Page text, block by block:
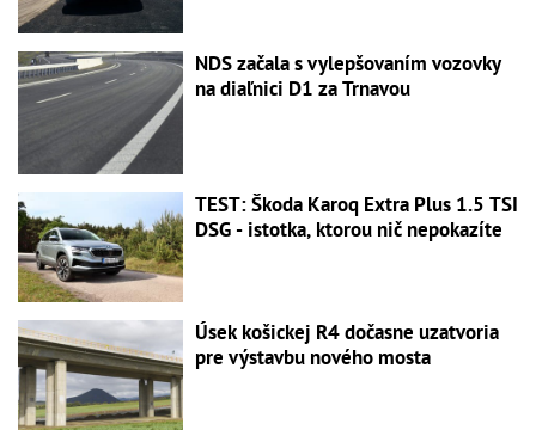
NDS začala s vylepšovaním vozovky
na diaľnici D1 za Trnavou
TEST: Škoda Karoq Extra Plus 1.5 TSI
DSG - istotka, ktorou nič nepokazíte
Úsek košickej R4 dočasne uzatvoria
pre výstavbu nového mosta